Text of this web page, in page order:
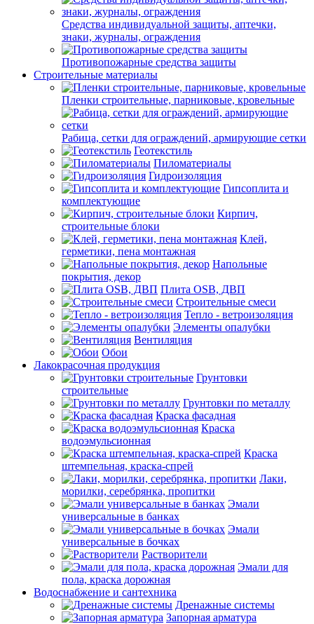
Средства индивидуальной защиты, аптечки,
знаки, журналы, ограждения
Противопожарные средства защиты
Строительные материалы
Пленки строительные, парниковые, кровельные
Рабица, сетки для ограждений, армирующие сетки
Геотекстиль
Пиломатериалы
Гидроизоляция
Гипсоплита и
комплектующие
Кирпич,
строительные блоки
Клей,
герметики, пена монтажная
Напольные
покрытия, декор
Плита OSB, ДВП
Строительные смеси
Тепло - ветроизоляция
Элементы опалубки
Вентиляция
Обои
Лакокрасочная продукция
Грунтовки
строительные
Грунтовки по металлу
Краска фасадная
Краска
водоэмульсионная
Краска
штемпельная, краска-спрей
Лаки,
морилки, серебрянка, пропитки
Эмали
универсальные в банках
Эмали
универсальные в бочках
Растворители
Эмали для
пола, краска дорожная
Водоснабжение и сантехника
Дренажные системы
Запорная арматура